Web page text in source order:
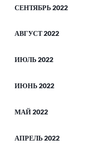
СЕНТЯБРЬ 2022
АВГУСТ 2022
ИЮЛЬ 2022
ИЮНЬ 2022
МАЙ 2022
АПРЕЛЬ 2022